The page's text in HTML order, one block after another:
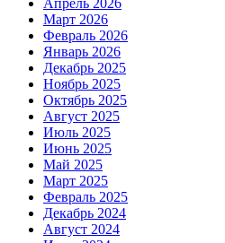
Март 2026
Февраль 2026
Январь 2026
Декабрь 2025
Ноябрь 2025
Октябрь 2025
Август 2025
Июль 2025
Июнь 2025
Май 2025
Март 2025
Февраль 2025
Декабрь 2024
Август 2024